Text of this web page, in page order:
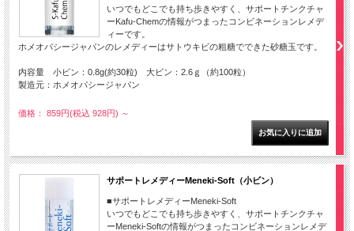
いつでもどこでも持ち歩きやすく、サポートチンクチャ
ーKafu-Chemの情報がつまったコンビネーションレメデ
ィーです。
ホメオパシージャパンのレメディーはサトウキビの粗糖でできた砂糖玉です。
内容量 小ビン：0.8g(約30粒) 大ビン：2.6ｇ（約100粒）
製造元：ホメオパシージャパン
価格： 859円(税込 928円) ～
サポートレメディーMeneki-Soft（小ビン）
■サポートレメディーMeneki-Soft
いつでもどこでも持ち歩きやすく、サポートチンクチャ
ーMeneki-Softの情報がつまったコンビネーションレメデ